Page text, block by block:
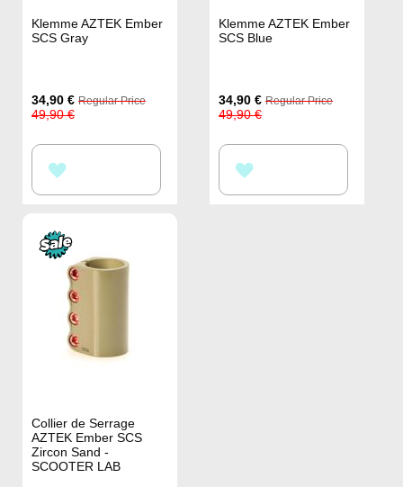
Klemme AZTEK Ember
SCS Gray
Special
Price
34,90 € Regular Price
49,90 €
WUNSCHLISTE
Klemme AZTEK Ember
SCS Blue
Special
Price
34,90 € Regular Price
49,90 €
WUNSCHLISTE
Collier de Serrage
AZTEK Ember SCS
Zircon Sand -
SCOOTER LAB